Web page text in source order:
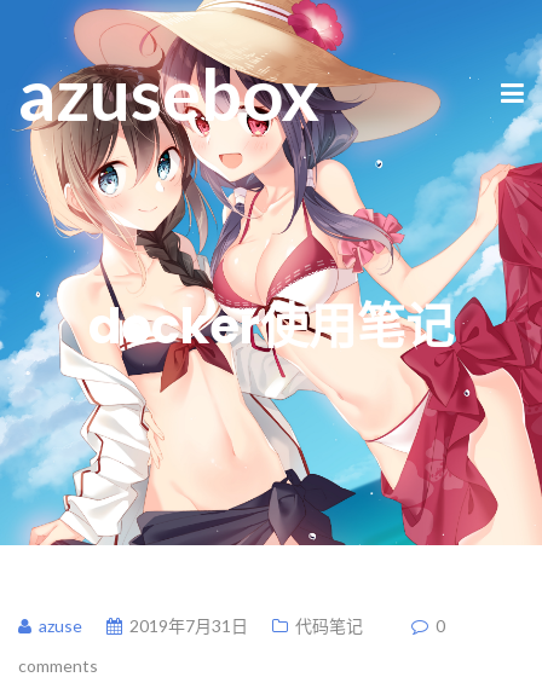
azusebox
docker使用笔记
azuse 2019年7月31日 代码笔记
0
comments